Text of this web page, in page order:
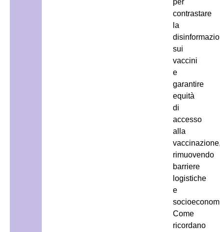
contrastare
la
sui
vaccini
e
garantire
equità
di
accesso
alla
rimuovendo
barriere
logistiche
e
Come
ricordano